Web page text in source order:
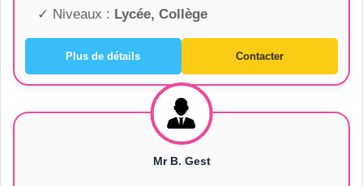
✓ Niveaux : Lycée, Collège
Plus de détails Contacter
Mr B. Gest